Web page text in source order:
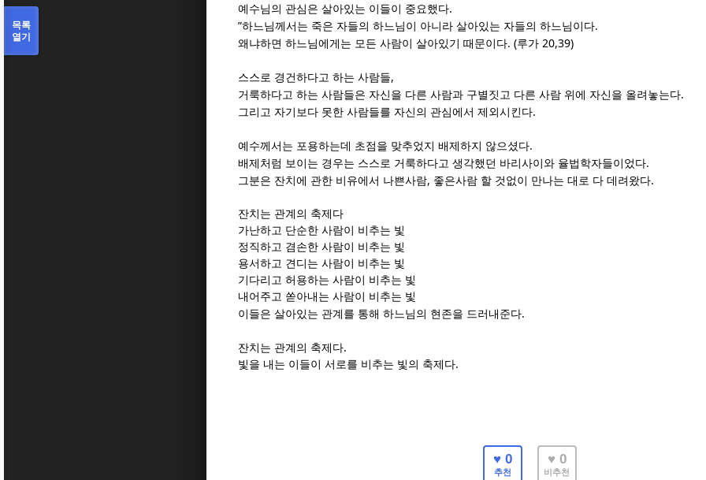
예수님의 관심은 살아있는 이들이 중요했다.
”하느님께서는 죽은 자들의 하느님이 아니라 살아있는 자들의 하느님이다.
왜냐하면 하느님에게는 모든 사람이 살아있기 때문이다. (루가 20,39)
스스로 경건하다고 하는 사람들,
거룩하다고 하는 사람들은 자신을 다른 사람과 구별짓고 다른 사람 위에 자신을 올려놓는다.
그리고 자기보다 못한 사람들를 자신의 관심에서 제외시킨다.
예수께서는 포용하는데 초점을 맞추었지 배제하지 않으셨다.
배제처럼 보이는 경우는 스스로 거룩하다고 생각했던 바리사이와 율법학자들이었다.
그분은 잔치에 관한 비유에서 나쁜사람, 좋은사람 할 것없이 만나는 대로 다 데려왔다.
잔치는 관계의 축제다
가난하고 단순한 사람이 비추는 빛
정직하고 겸손한 사람이 비추는 빛
용서하고 견디는 사람이 비추는 빛
기다리고 허용하는 사람이 비추는 빛
내어주고 쏟아내는 사람이 비추는 빛
이들은 살아있는 관계를 통해 하느님의 현존을 드러내준다.
잔치는 관계의 축제다.
빛을 내는 이들이 서로를 비추는 빛의 축제다.
♥ 0
추천
♥ 0
비추천
목록
열기